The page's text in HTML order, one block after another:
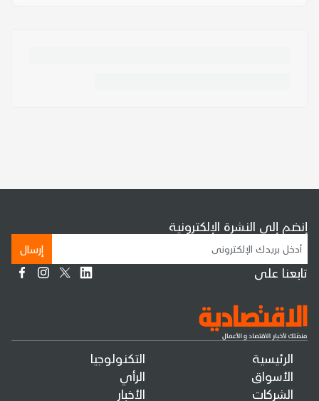
الرئيسية
الأسواق
الشركات
التكنولوجيا
الرأي
الأخبار
إنضم إلى النشرة الإلكترونية
إرسال
تابعنا على